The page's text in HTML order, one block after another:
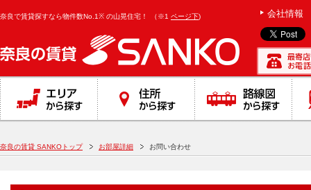
奈良で賃貸探すなら物件数No.1※ の山晃住宅！ （※1 ページ下) 会社情報
奈良の賃貸 SANKOトップ お部屋詳細 お問い合わせ